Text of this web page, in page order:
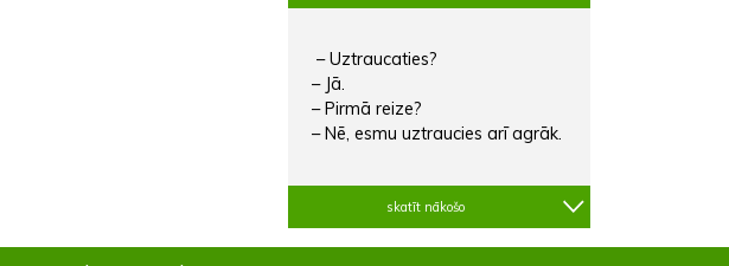
– Uztraucaties?
– Jā.
– Pirmā reize?
– Nē, esmu uztraucies arī agrāk.
skatīt nākošo